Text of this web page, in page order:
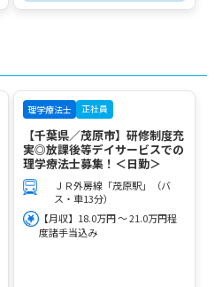
理学療法士 正社員
【千葉県／茂原市】研修制度充
実◎放課後等デイサービスでの
理学療法士募集！＜日勤＞
ＪＲ外房線「茂原駅」（バ
ス・車13分）
【月収】18.0万円 ～ 21.0万円程
度諸手当込み